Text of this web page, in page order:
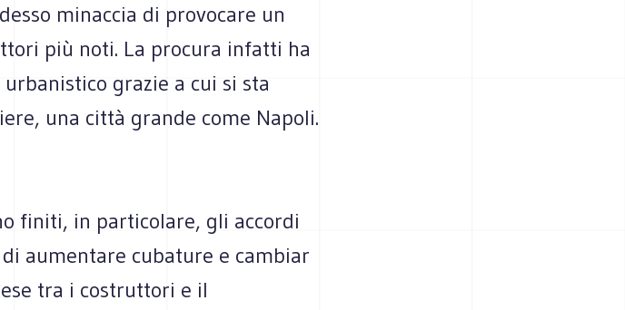
minaccia di provocare un
più noti. La procura infatti ha
grazie a cui si sta
una città grande come Napoli.
finiti, in particolare, gli accordi
aumentare cubature e cambiar
tra i costruttori e il